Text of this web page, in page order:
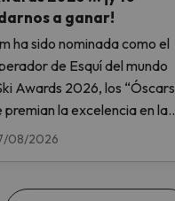
a ganar!
ha sido nominada como el
de Esquí del mundo
Awards 2026, los “Óscars
premian la excelencia en la
¡Vota ahora y ayúdanos
08/2026